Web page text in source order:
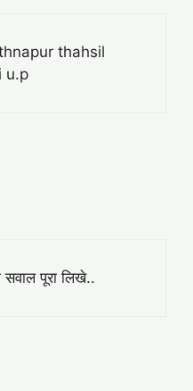
thahsil
u.p
पूरा लिखे..